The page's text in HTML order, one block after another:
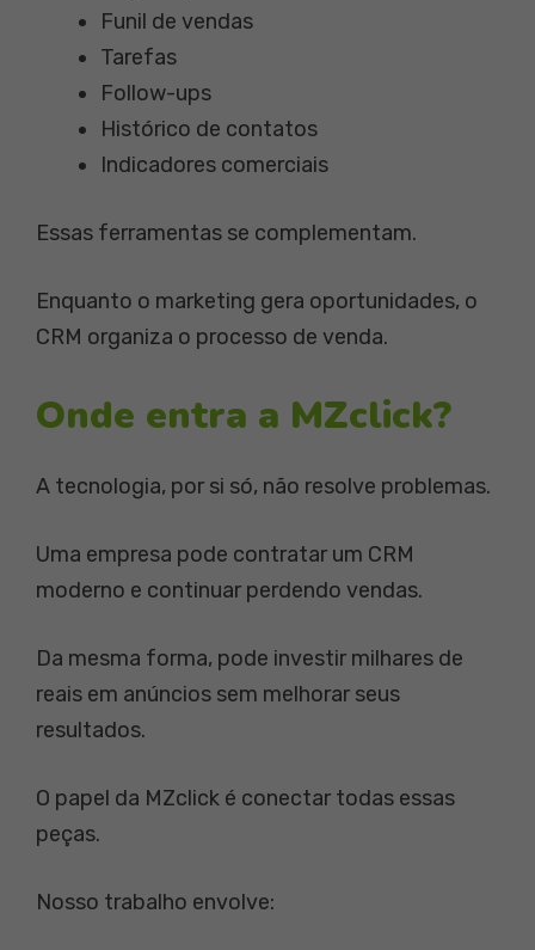
Funil de vendas
Tarefas
Follow-ups
Histórico de contatos
Indicadores comerciais
Essas ferramentas se complementam.
Enquanto o marketing gera oportunidades, o
CRM organiza o processo de venda.
Onde entra a MZclick?
A tecnologia, por si só, não resolve problemas.
Uma empresa pode contratar um CRM
moderno e continuar perdendo vendas.
Da mesma forma, pode investir milhares de
reais em anúncios sem melhorar seus
resultados.
O papel da MZclick é conectar todas essas
peças.
Nosso trabalho envolve: